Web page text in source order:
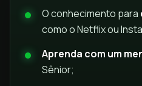
O conhecimento para
como o Netflix ou
Aprenda com um
Sênior;